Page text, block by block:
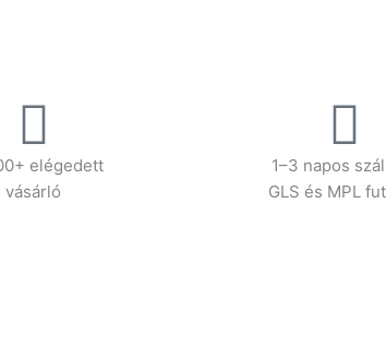
elégedett
vásárló
1–3 napos
GLS és MPL